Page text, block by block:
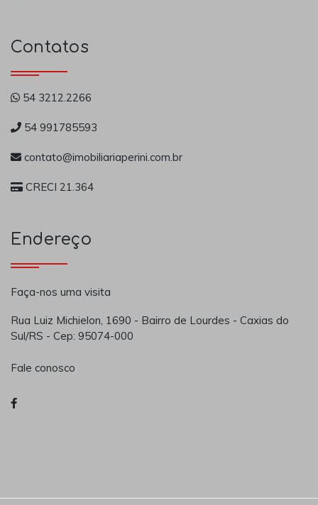
Contatos
54 3212.2266
54 991785593
contato@imobiliariaperini.com.br
CRECI 21.364
Endereço
Faça-nos uma visita
Rua Luiz Michielon, 1690 - Bairro de Lourdes - Caxias do
Sul/RS - Cep: 95074-000
Fale conosco